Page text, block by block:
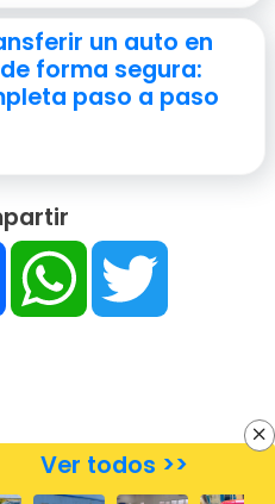
un auto en
forma segura:
paso a paso
FacebookWhatsApp
Ver todos >>